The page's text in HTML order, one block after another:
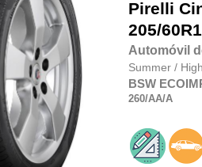
Pirelli
205/
Automóvil
Summer /
BSW
260/AA/A